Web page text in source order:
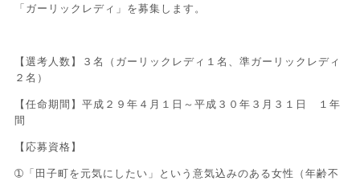
「ガーリックレディ」を募集します。
【選考人数】３名（ガーリックレディ１名、準ガーリックレディ
２名）
【任命期間】平成２９年４月１日～平成３０年３月３１日 １年
間
【応募資格】
➀「田子町を元気にしたい」という意気込みのある女性（年齢不